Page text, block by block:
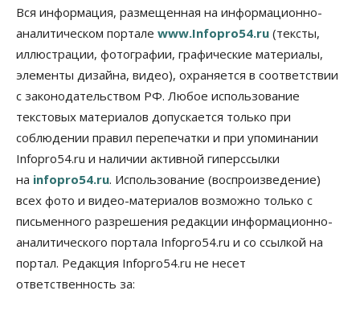
Бизнес
Союз продавцов маркетплейсов
обратился в правительство РФ из-за атак на WB
08 Августа 2026, 10:00
Общество
Новосибирцы будут получать квитанции за ЖКУ
по-новому
08 Августа 2026, 09:00
Бизнес
В Новосибирской области резко
сократился грузооборот в автоперевозках
07 Августа 2026, 19:00
Общество
В Новосибирске прошёл митинг
против нового закона о памятниках
07 Августа 2026, 18:00
Вся информация, размещенная на информационно-
аналитическом портале www.Infopro54.ru (тексты,
иллюстрации, фотографии, графические материалы,
элементы дизайна, видео), охраняется в соответствии
с законодательством РФ. Любое использование
текстовых материалов допускается только при
соблюдении правил перепечатки и при упоминании
Infopro54.ru и наличии активной гиперссылки
на infopro54.ru. Использование (воспроизведение)
всех фото и видео-материалов возможно только с
письменного разрешения редакции информационно-
аналитического портала Infopro54.ru и со ссылкой на
портал. Редакция Infopro54.ru не несет
ответственность за: